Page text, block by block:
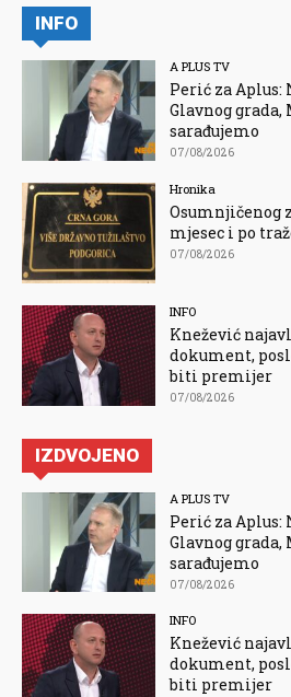
INFO
A PLUS TV
Perić za
Glavnog
sarađujemo
07/08/2026
Hronika
Osumnjičenog
mjesec i po
07/08/2026
INFO
Knežević
dokument,
biti premijer
07/08/2026
IZDVOJENO
A PLUS TV
Perić za
Glavnog
sarađujemo
07/08/2026
INFO
Knežević
dokument,
biti premijer